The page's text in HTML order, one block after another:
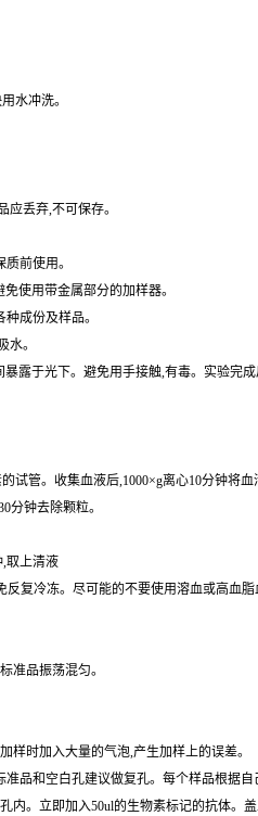
水冲洗。
丢弃,不可保存。
前使用。
使用带金属部分的加样器。
成份及样品。
水。
露于光下。避免用手接触,有毒。实验完成
管。收集血液后,1000×g离心10分钟将血
分钟去除颗粒。
取上清液
复冷冻。尽可能的不要使用溶血或高
准品振荡混匀。
样时加入大量的气泡,产生加样上的误差。
品和空白孔建议做复孔。每个样品根据
内。立即加入50ul的生物素标记的抗体。